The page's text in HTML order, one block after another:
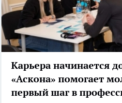
Карьера начинается
«Аскона» помогает
первый шаг в